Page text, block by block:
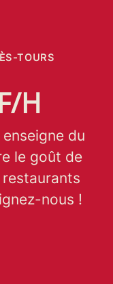
TOURS
H
du
le goût de
restaurants
nous !